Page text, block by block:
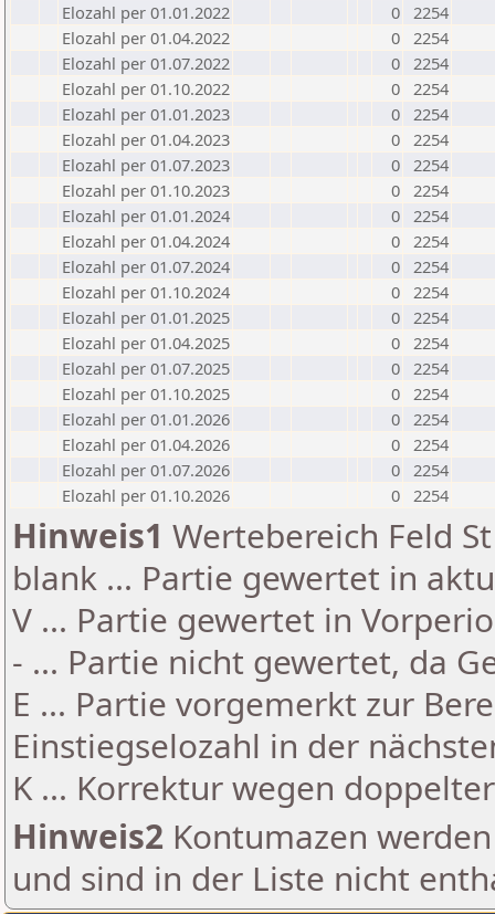
Elozahl per 01.01.2022
0 2254
Elozahl per 01.04.2022
0 2254
Elozahl per 01.07.2022
0 2254
Elozahl per 01.10.2022
0 2254
Elozahl per 01.01.2023
0 2254
Elozahl per 01.04.2023
0 2254
Elozahl per 01.07.2023
0 2254
Elozahl per 01.10.2023
0 2254
Elozahl per 01.01.2024
0 2254
Elozahl per 01.04.2024
0 2254
Elozahl per 01.07.2024
0 2254
Elozahl per 01.10.2024
0 2254
Elozahl per 01.01.2025
0 2254
Elozahl per 01.04.2025
0 2254
Elozahl per 01.07.2025
0 2254
Elozahl per 01.10.2025
0 2254
Elozahl per 01.01.2026
0 2254
Elozahl per 01.04.2026
0 2254
Elozahl per 01.07.2026
0 2254
Elozahl per 01.10.2026
0 2254
Hinweis1 Wertebereich Feld
blank ... Partie gewertet in
V ... Partie gewertet in
- ... Partie nicht gewertet, da
E ... Partie vorgemerkt zur
Einstiegselozahl in der
K ... Korrektur wegen
Hinweis2 Kontumazen
und sind in der Liste nicht